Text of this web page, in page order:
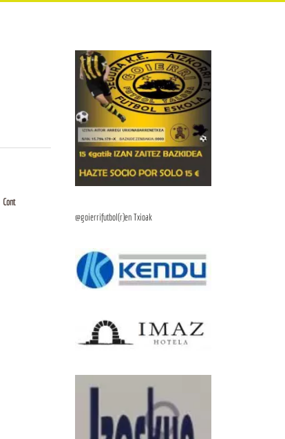
Cont
@goierrifutbol(r)en Txioak